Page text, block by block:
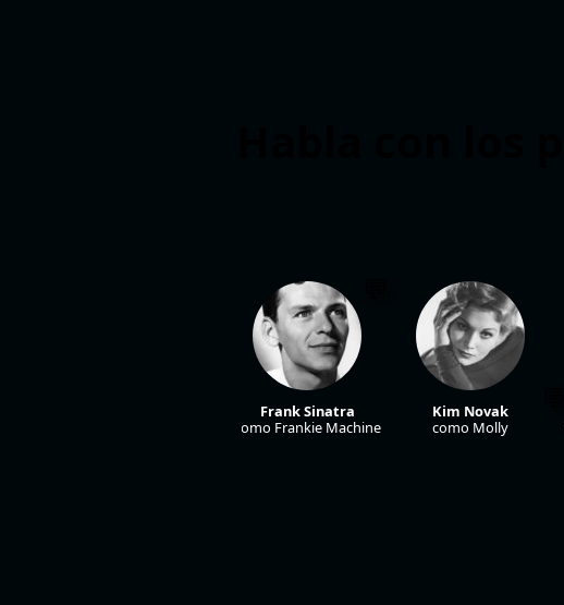
Frank Sinatra
como Frankie Machine
Kim Novak
como Molly